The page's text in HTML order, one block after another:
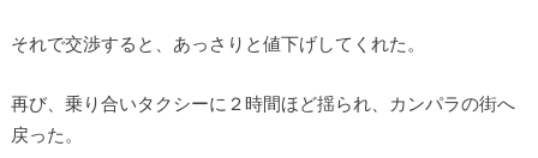
それで交渉すると、あっさりと値下げしてくれた。
再び、乗り合いタクシーに２時間ほど揺られ、カンパラの街へ
戻った。